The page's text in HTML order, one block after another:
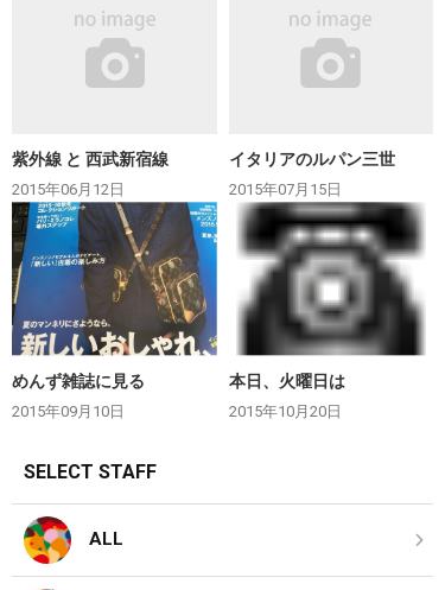
紫外線 と 西武新宿線
2015年06月12日
イタリアのルパン三世
2015年07月15日
めんず雑誌に見る
2015年09月10日
本日、火曜日は
2015年10月20日
SELECT STAFF
ALL